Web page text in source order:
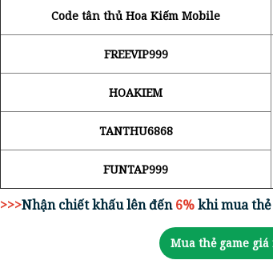
Code tân thủ Hoa Kiếm Mobile
FREEVIP999
HOAKIEM
TANTHU6868
FUNTAP999
>>>Nhận chiết khấu lên đến6%khi mua
Mua thẻ game